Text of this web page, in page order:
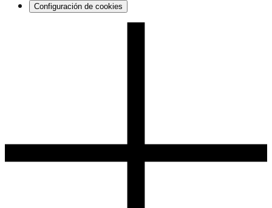
Configuración de cookies